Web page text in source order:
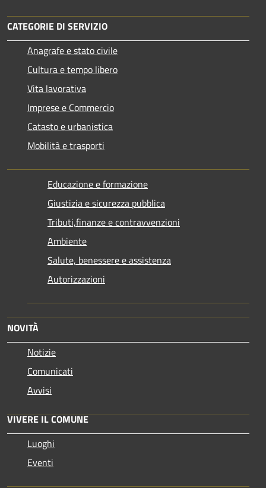
CATEGORIE DI SERVIZIO
Anagrafe e stato civile
Cultura e tempo libero
Vita lavorativa
Imprese e Commercio
Catasto e urbanistica
Mobilità e trasporti
Educazione e formazione
Giustizia e sicurezza pubblica
Tributi,finanze e contravvenzioni
Ambiente
Salute, benessere e assistenza
Autorizzazioni
NOVITÀ
Notizie
Comunicati
Avvisi
VIVERE IL COMUNE
Luoghi
Eventi